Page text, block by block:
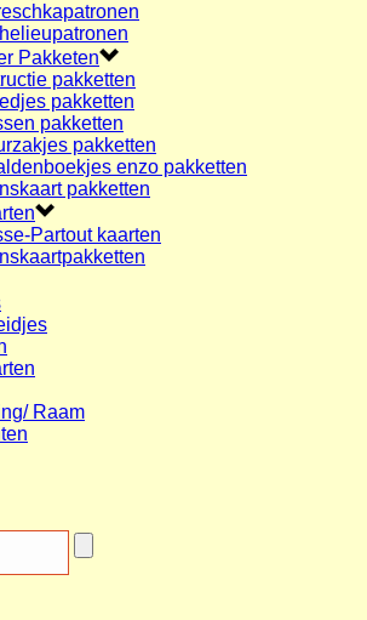
Pakketen
pakketten
pakketten
pakketten
pakketten
enzo pakketten
pakketten
Partout kaarten
Raam